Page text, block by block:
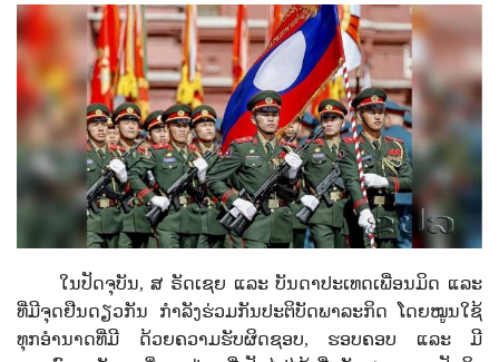
ໃນປັດຈຸບັນ,ສ ຣັດເຊຍ ແລະ ບັນດາປະເທດເພື່ອນມິດ ແລະ
ທີ່ມີຈຸດຢືນດຽວກັນ ກຳລັງຮ່ວມກັນປະຕິບັດພາລະກິດ ໂດຍໝູນໃຊ້
ທຸກອໍານາດທີ່ມີ ດ້ວຍຄວາມຮັບຜິດຊອບ, ຮອບຄອບ ແລະ ມີ